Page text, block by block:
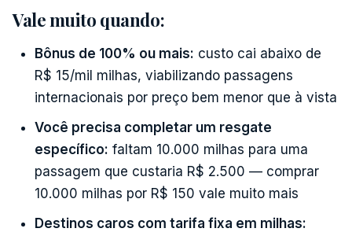
Vale muito quando:
Bônus de 100% ou mais: custo cai abaixo de
R$ 15/mil milhas, viabilizando passagens
internacionais por preço bem menor que à vista
Você precisa completar um resgate
específico: faltam 10.000 milhas para uma
passagem que custaria R$ 2.500 — comprar
10.000 milhas por R$ 150 vale muito mais
Destinos caros com tarifa fixa em milhas: